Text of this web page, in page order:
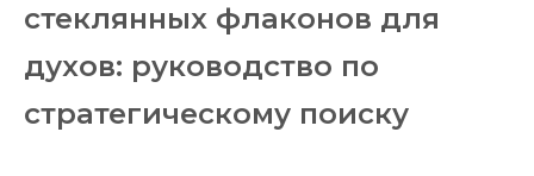
стеклянных флаконов для
духов: руководство по
стратегическому поиску